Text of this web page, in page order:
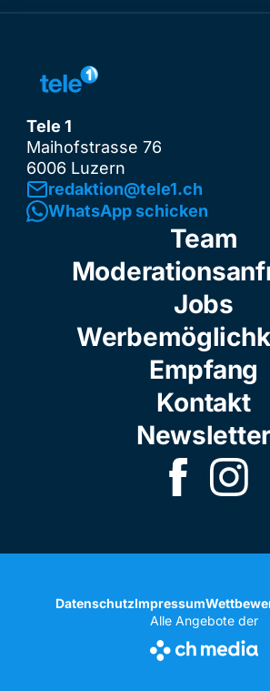
Tele 1
Maihofstrasse 76
6006 Luzern
redaktion@tele1.ch
WhatsApp schicken
Team
Jobs
Empfang
Kontakt
Newsletter
DatenschutzImpressum
Alle Angebote der